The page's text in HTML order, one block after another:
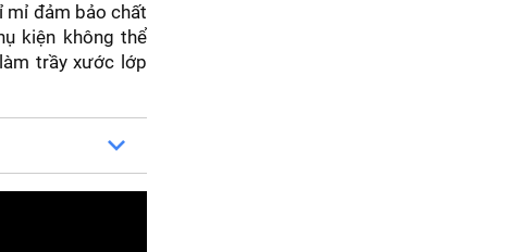
mỉ đảm bảo chất
kiện không thể
trầy xước lớp